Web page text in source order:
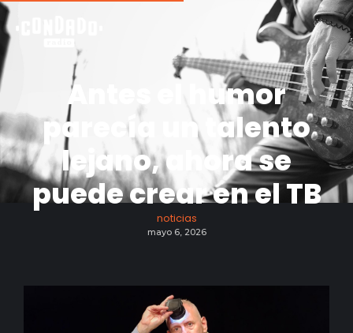
Antes el humor
parecía un talento
lejano, ahora se
puede crear en el TB
noticias
mayo 6, 2026